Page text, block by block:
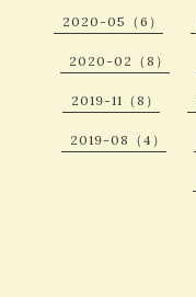
2020-05（6）
2020-02（8）
2019-11（8）
2019-08（4）